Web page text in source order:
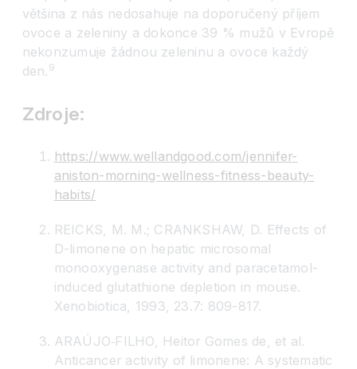
většina z nás nedosahuje na doporučený příjem
ovoce a zeleniny a dokonce 39 % mužů v Evropě
nekonzumuje žádnou zeleninu a ovoce každý
den. 9
Zdroje:
https://www.wellandgood.com/jennifer-
aniston-morning-wellness-fitness-beauty-
habits/
REICKS, M. M.; CRANKSHAW, D. Effects of
D-limonene on hepatic microsomal
monooxygenase activity and paracetamol-
induced glutathione depletion in mouse.
Xenobiotica, 1993, 23.7: 809-817.
ARAÚJO‐FILHO, Heitor Gomes de, et al.
Anticancer activity of limonene: A systematic